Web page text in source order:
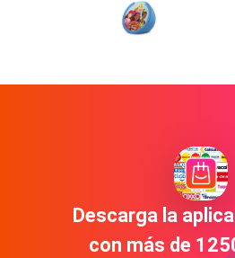
Descarga la
con más de